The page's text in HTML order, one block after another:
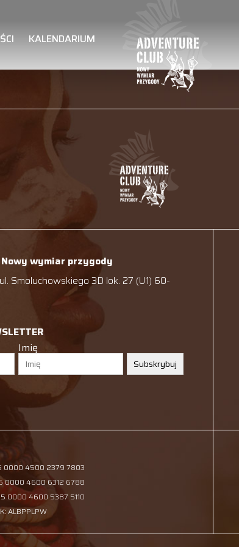
KALENDARIUM
Nowy wymiar przygody
Smoluchowskiego 3D lok. 27 (U1) 60-
Imię
Subskrybuj
0000 4500 2379 7803
0000 4600 6312 6788
0000 4600 5387 5110
ALBPPLPW